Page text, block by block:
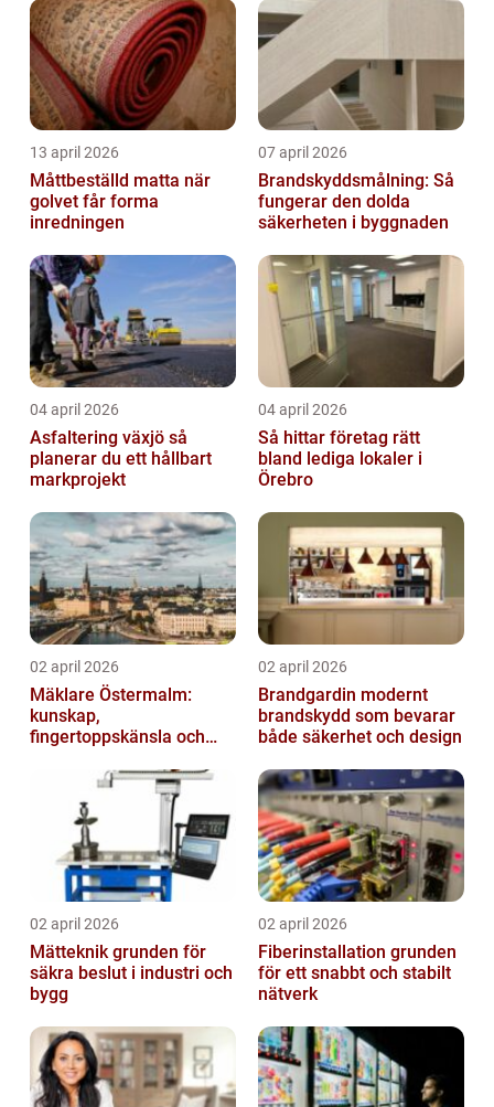
13 april 2026
Måttbeställd matta när
golvet får forma
inredningen
07 april 2026
Brandskyddsmålning: Så
fungerar den dolda
säkerheten i byggnaden
04 april 2026
Asfaltering växjö så
planerar du ett hållbart
markprojekt
04 april 2026
Så hittar företag rätt
bland lediga lokaler i
Örebro
02 april 2026
Mäklare Östermalm:
kunskap,
fingertoppskänsla och
02 april 2026
Brandgardin modernt
brandskydd som bevarar
både säkerhet och design
02 april 2026
Mätteknik grunden för
säkra beslut i industri och
bygg
02 april 2026
Fiberinstallation grunden
för ett snabbt och stabilt
nätverk